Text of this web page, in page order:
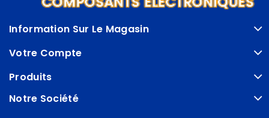
Information Sur Le Magasin
Votre Compte
Produits
Notre Société